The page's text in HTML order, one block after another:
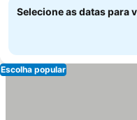
Selecione as datas para
Escolha popular